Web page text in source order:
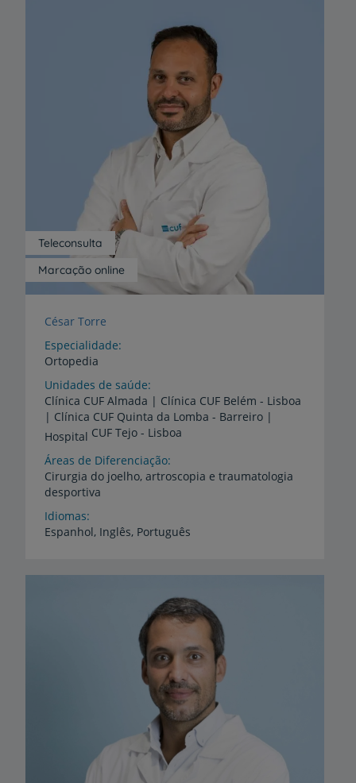
Marcação online
Teleconsulta
César Torre
Especialidade
Ortopedia
Unidades de saúde
Clínica CUF Almada | Clínica CUF Belém - Lisboa
| Clínica CUF Quinta da Lomba - Barreiro |
Hospital CUF Tejo - Lisboa
Áreas de Diferenciação
Cirurgia do joelho, artroscopia e traumatologia
desportiva
Idiomas
Espanhol, Inglês, Português